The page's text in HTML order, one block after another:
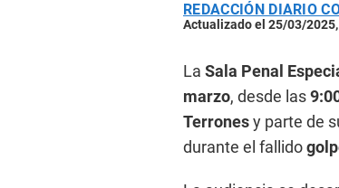
REDACCIÓN DIARIO
Actualizado el 25/03/
La Sala Penal
marzo, desde las
Terronesy parte de
durante el fallido